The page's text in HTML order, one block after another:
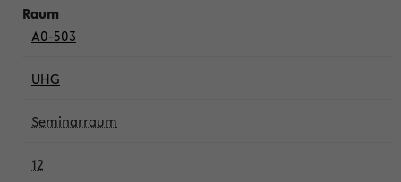
A0-503
UHG
Seminarraum
12